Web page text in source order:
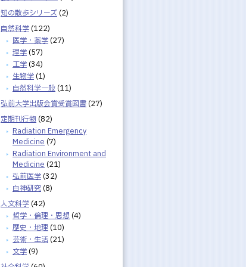
知の散歩シリーズ (2)
自然科学 (122)
医学・薬学 (27)
理学 (57)
工学 (34)
生物学 (1)
自然科学一般 (11)
弘前大学出版会賞受賞図書 (27)
定期刊行物 (82)
Radiation Emergency
Medicine (7)
Radiation Environment and
Medicine (21)
弘前医学 (32)
白神研究 (8)
人文科学 (42)
哲学・倫理・思想 (4)
歴史・地理 (10)
芸術・生活 (21)
文学 (9)